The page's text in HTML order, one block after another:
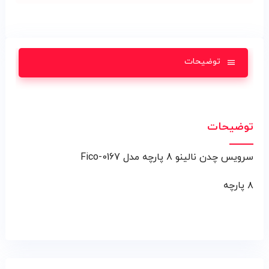
توضیحات
توضیحات
سرويس چدن نالينو 8 پارچه مدل 0167-Fico
۸ پارچه